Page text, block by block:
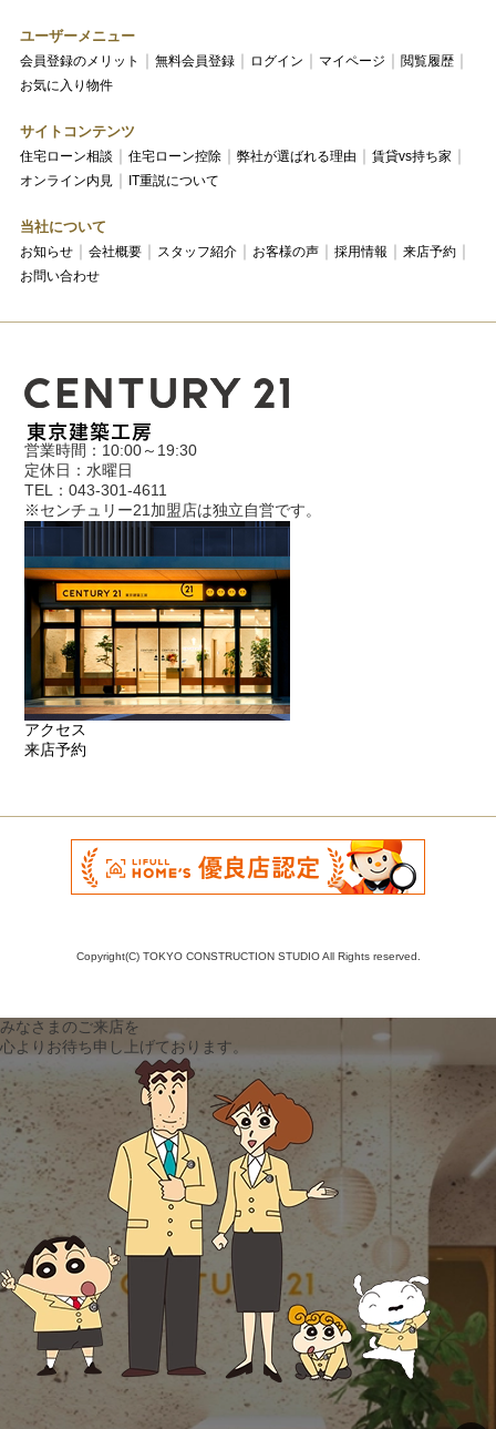
ユーザーメニュー
会員登録のメリット 無料会員登録 ログイン マイページ
閲覧履歴
お気に入り物件
サイトコンテンツ
住宅ローン相談 住宅ローン控除 弊社が選ばれる理由
賃貸vs持ち家
オンライン内見
IT重説について
当社について
お知らせ 会社概要 スタッフ紹介 お客様の声 採用情報
来店予約
お問い合わせ
営業時間：10:00～19:30
定休日：水曜日
TEL：043-301-4611
※センチュリー21加盟店は独立自営です。
アクセス
来店予約
Copyright(C) TOKYO CONSTRUCTION STUDIO All Rights reserved.
みなさまのご来店を
心よりお待ち申し上げております。